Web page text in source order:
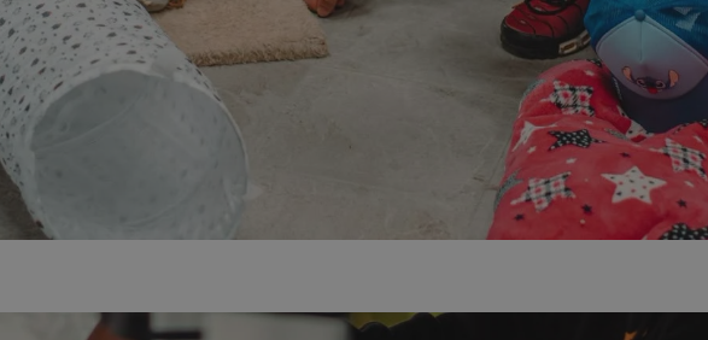
Cloudflare
Inc.
.twitter.com
29 minut 55
Ten plik cookie służy do rozróżniania ludzi i botów. Jest
to korzystne dla strony internetowej, ponieważ
umożliwia tworzenie ważnych raportów na temat
korzystania z jej witryny internetowej.
Ten plik cookie jest używany przez usługę Cookie-
Script.com do zapamiętywania preferencji dotyczących
zgody użytkownika na pliki cookie. Jest to konieczne,
aby baner cookie Cookie-Script.com działał poprawnie.
Ten plik cookie przechowuje informacje o zgodzie
użytkownika oraz jego preferencjach dotyczących
prywatności podczas korzystania z witryny. Rejestruje
wybory dotyczące polityki prywatności i ustawień